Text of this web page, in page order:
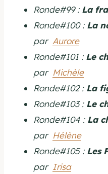
Ronde#99 : La
Ronde#100 : La
par Aurore
Ronde#101 : Le
par Michèle
Ronde#102 : La
Ronde#103 : Le
Ronde#104 : La
par Hélène
Ronde#105 : Les
par Irisa